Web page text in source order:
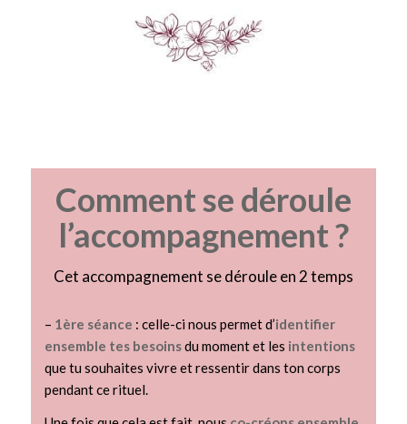
Comment se déroule
l’accompagnement ?
Cet accompagnement se déroule en 2 temps
– 1ère séance : celle-ci nous permet d’identifier
ensemble tes besoinsdu moment et les intentions
que tu souhaites vivre et ressentir dans ton corps
pendant ce rituel.